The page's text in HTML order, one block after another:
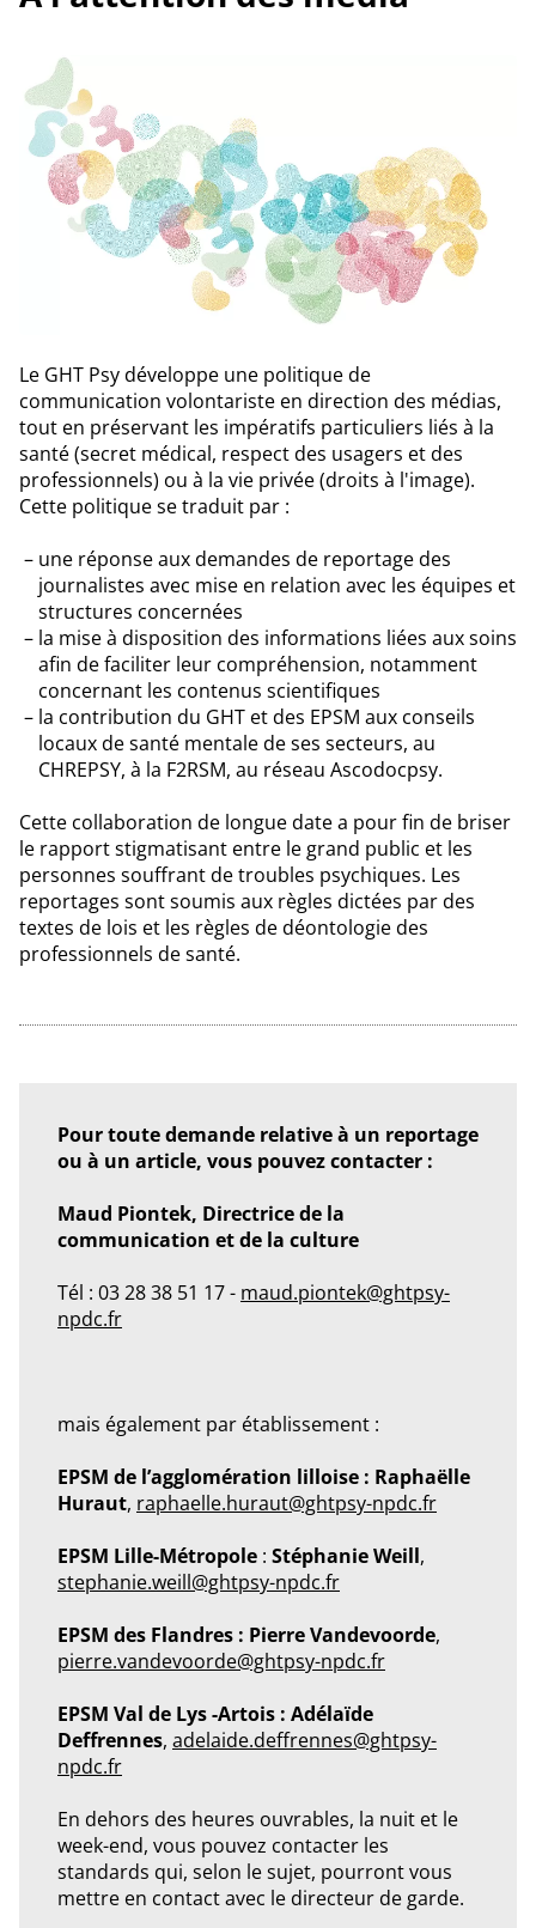
Le GHT Psy développe une politique de
communication volontariste en direction des médias,
tout en préservant les impératifs particuliers liés à la
santé (secret médical, respect des usagers et des
professionnels) ou à la vie privée (droits à l'image).
Cette politique se traduit par :
une réponse aux demandes de reportage des
journalistes avec mise en relation avec les équipes et
structures concernées
la mise à disposition des informations liées aux soins
afin de faciliter leur compréhension, notamment
concernant les contenus scientifiques
la contribution du GHT et des EPSM aux conseils
locaux de santé mentale de ses secteurs, au
CHREPSY, à la F2RSM, au réseau Ascodocpsy.
Cette collaboration de longue date a pour fin de briser
le rapport stigmatisant entre le grand public et les
personnes souffrant de troubles psychiques. Les
reportages sont soumis aux règles dictées par des
textes de lois et les règles de déontologie des
professionnels de santé.
Pour toute demande relative à un reportage
ou à un article, vous pouvez contacter :
Maud Piontek, Directrice de la
communication et de la culture
Tél : 03 28 38 51 17 - maud.piontek@ghtpsy-
npdc.fr
mais également par établissement :
EPSM de l’agglomération lilloise : Raphaëlle
Huraut, raphaelle.huraut@ghtpsy-npdc.fr
EPSM Lille-Métropole : Stéphanie Weill,
stephanie.weill@ghtpsy-npdc.fr
EPSM des Flandres : Pierre Vandevoorde,
pierre.vandevoorde@ghtpsy-npdc.fr
EPSM Val de Lys -Artois : Adélaïde
Deffrennes, adelaide.deffrennes@ghtpsy-
npdc.fr
En dehors des heures ouvrables, la nuit et le
week-end, vous pouvez contacter les
standards qui, selon le sujet, pourront vous
mettre en contact avec le directeur de garde.